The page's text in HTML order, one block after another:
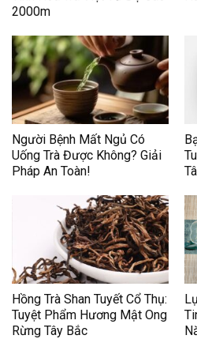
2000m
Người Bệnh Mất Ngủ Có
Uống Trà Được Không? Giải
Pháp An Toàn!
Hồng Trà Shan Tuyết Cổ Thụ:
Tuyệt Phẩm Hương Mật Ong
Rừng Tây Bắc